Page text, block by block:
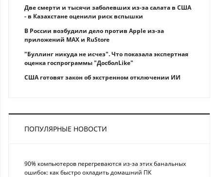
Две смерти и тысячи заболевших из-за салата в США
- в Казахстане оценили риск вспышки
В России возбудили дело против Apple из-за
приложений MAX и RuStore
"Буллинг никуда не исчез". Что показала экспертная
оценка госпрограммы "ДосболLike"
США готовят закон об экстренном отключении ИИ
ПОПУЛЯРНЫЕ НОВОСТИ
90% компьютеров перегреваются из-за этих банальных
ошибок: как быстро охладить домашний ПК